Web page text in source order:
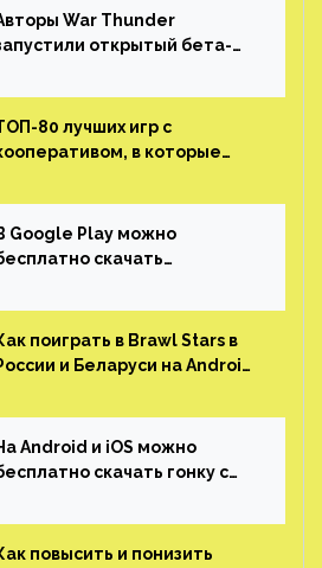
War Thunder
открытый бета-
и скриншоты
80 лучших игр с
в которые
MMO)
Google Play можно
скачать
миром, прокачкой,
и тюнингом машины
поиграть в Brawl Stars в
и Беларуси на Android
Android и iOS можно
скачать гонку с
больше, чем в
и GTA: San Andreas
повысить и понизить